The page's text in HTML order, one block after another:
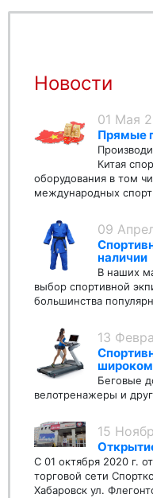
Новости
01 Мая
Прямые
Китая
оборудования в том
международных
09
наличии
В наших
выбор спортивной
большинства
13
широком
Беговые
велотренажеры и
15
С 01 октября 2020 г.
торговой сети
Хабаровск ул.